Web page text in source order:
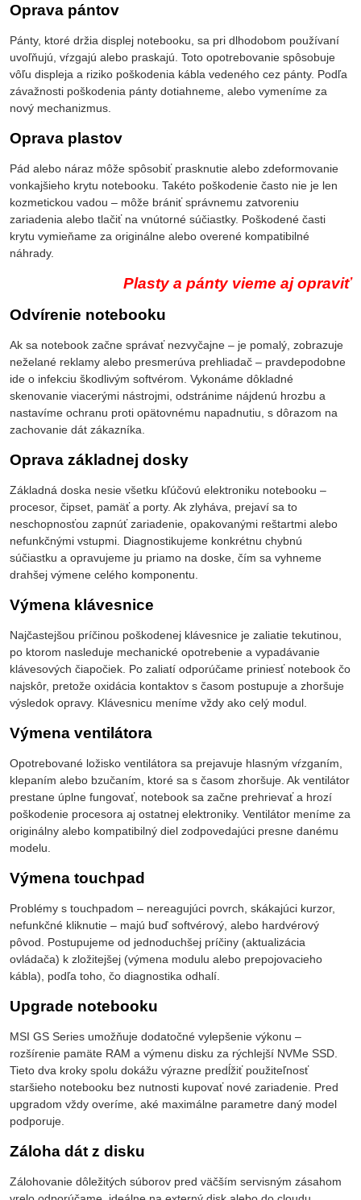
Oprava pántov
Pánty, ktoré držia displej notebooku, sa pri dlhodobom používaní
uvoľňujú, vŕzgajú alebo praskajú. Toto opotrebovanie spôsobuje
vôľu displeja a riziko poškodenia kábla vedeného cez pánty. Podľa
závažnosti poškodenia pánty dotiahneme, alebo vymeníme za
nový mechanizmus.
Oprava plastov
Pád alebo náraz môže spôsobiť prasknutie alebo zdeformovanie
vonkajšieho krytu notebooku. Takéto poškodenie často nie je len
kozmetickou vadou – môže brániť správnemu zatvoreniu
zariadenia alebo tlačiť na vnútorné súčiastky. Poškodené časti
krytu vymieňame za originálne alebo overené kompatibilné
náhrady.
Plasty a pánty vieme aj opraviť
Odvírenie notebooku
Ak sa notebook začne správať nezvyčajne – je pomalý, zobrazuje
neželané reklamy alebo presmerúva prehliadač – pravdepodobne
ide o infekciu škodlivým softvérom. Vykonáme dôkladné
skenovanie viacerými nástrojmi, odstránime nájdenú hrozbu a
nastavíme ochranu proti opätovnému napadnutiu, s dôrazom na
zachovanie dát zákazníka.
Oprava základnej dosky
Základná doska nesie všetku kľúčovú elektroniku notebooku –
procesor, čipset, pamäť a porty. Ak zlyháva, prejaví sa to
neschopnosťou zapnúť zariadenie, opakovanými reštartmi alebo
nefunkčnými vstupmi. Diagnostikujeme konkrétnu chybnú
súčiastku a opravujeme ju priamo na doske, čím sa vyhneme
drahšej výmene celého komponentu.
Výmena klávesnice
Najčastejšou príčinou poškodenej klávesnice je zaliatie tekutinou,
po ktorom nasleduje mechanické opotrebenie a vypadávanie
klávesových čiapočiek. Po zaliatí odporúčame priniesť notebook čo
najskôr, pretože oxidácia kontaktov s časom postupuje a zhoršuje
výsledok opravy. Klávesnicu meníme vždy ako celý modul.
Výmena ventilátora
Opotrebované ložisko ventilátora sa prejavuje hlasným vŕzganím,
klepaním alebo bzučaním, ktoré sa s časom zhoršuje. Ak ventilátor
prestane úplne fungovať, notebook sa začne prehrievať a hrozí
poškodenie procesora aj ostatnej elektroniky. Ventilátor meníme za
originálny alebo kompatibilný diel zodpovedajúci presne danému
modelu.
Výmena touchpad
Problémy s touchpadom – nereagujúci povrch, skákajúci kurzor,
nefunkčné kliknutie – majú buď softvérový, alebo hardvérový
pôvod. Postupujeme od jednoduchšej príčiny (aktualizácia
ovládača) k zložitejšej (výmena modulu alebo prepojovacieho
kábla), podľa toho, čo diagnostika odhalí.
Upgrade notebooku
MSI GS Series umožňuje dodatočné vylepšenie výkonu –
rozšírenie pamäte RAM a výmenu disku za rýchlejší NVMe SSD.
Tieto dva kroky spolu dokážu výrazne predĺžiť použiteľnosť
staršieho notebooku bez nutnosti kupovať nové zariadenie. Pred
upgradom vždy overíme, aké maximálne parametre daný model
podporuje.
Záloha dát z disku
Zálohovanie dôležitých súborov pred väčším servisným zásahom